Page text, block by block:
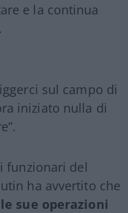
e la continua
sul campo di
iniziato nulla di
funzionari del
ha avvertito che
sue operazioni